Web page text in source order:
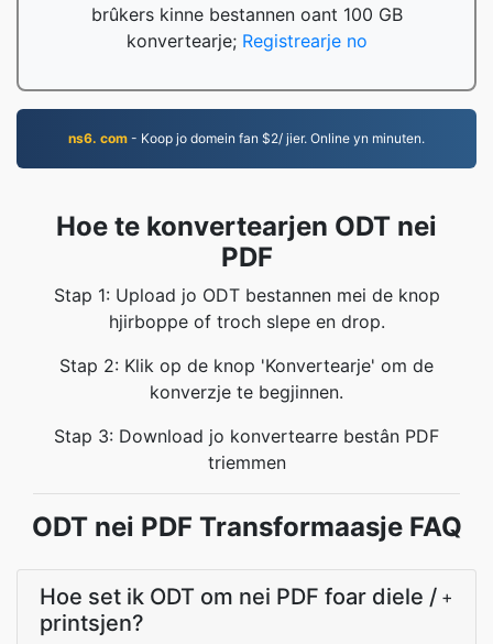
brûkers kinne bestannen oant 100 GB
konvertearje; Registrearje no
ns6. com - Koop jo domein fan $2/ jier. Online yn minuten.
Hoe te konvertearjen ODT nei
PDF
Stap 1: Upload jo ODT bestannen mei de knop
hjirboppe of troch slepe en drop.
Stap 2: Klik op de knop 'Konvertearje' om de
konverzje te begjinnen.
Stap 3: Download jo konvertearre bestân PDF
triemmen
ODT nei PDF Transformaasje FAQ
Hoe set ik ODT om nei PDF foar diele /
printsjen?
+